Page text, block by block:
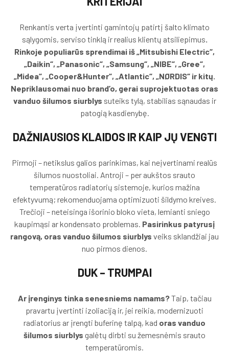
Renkantis verta įvertinti gamintojų patirtį šalto klimato
sąlygomis, serviso tinklą ir realius klientų atsiliepimus.
Rinkoje populiarūs sprendimai iš „Mitsubishi Electric“,
„Daikin“, „Panasonic“, „Samsung“, „NIBE“, „Gree“,
„Midea“, „Cooper&Hunter“, „Atlantic“, „NØRDIS“ ir kitų.
Nepriklausomai nuo brand’o, gerai suprojektuotas oras
vanduo šilumos siurblys suteiks tylą, stabilias sąnaudas ir
patogią kasdienybę.
DAŽNIAUSIOS KLAIDOS IR KAIP JŲ VENGTI
Pirmoji – netikslus galios parinkimas, kai neįvertinami realūs
šilumos nuostoliai. Antroji – per aukštos srauto
temperatūros radiatorių sistemoje, kurios mažina
efektyvumą; rekomenduojama optimizuoti šildymo kreives.
Trečioji – neteisinga išorinio bloko vieta, lemianti sniego
kaupimąsi ar kondensato problemas. Pasirinkus patyrusį
rangovą, oras vanduo šilumos siurblys veiks sklandžiai jau
nuo pirmos dienos.
DUK – TRUMPAI
Ar įrenginys tinka senesniems namams?Taip, tačiau
pravartu įvertinti izoliaciją ir, jei reikia, modernizuoti
radiatorius ar įrengti buferinę talpą, kad oras vanduo
šilumos siurblys galėtų dirbti su žemesnėmis srauto
temperatūromis.